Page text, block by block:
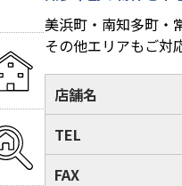
美浜町・南知多町・
その他エリアもご対
店舗名
TEL
FAX